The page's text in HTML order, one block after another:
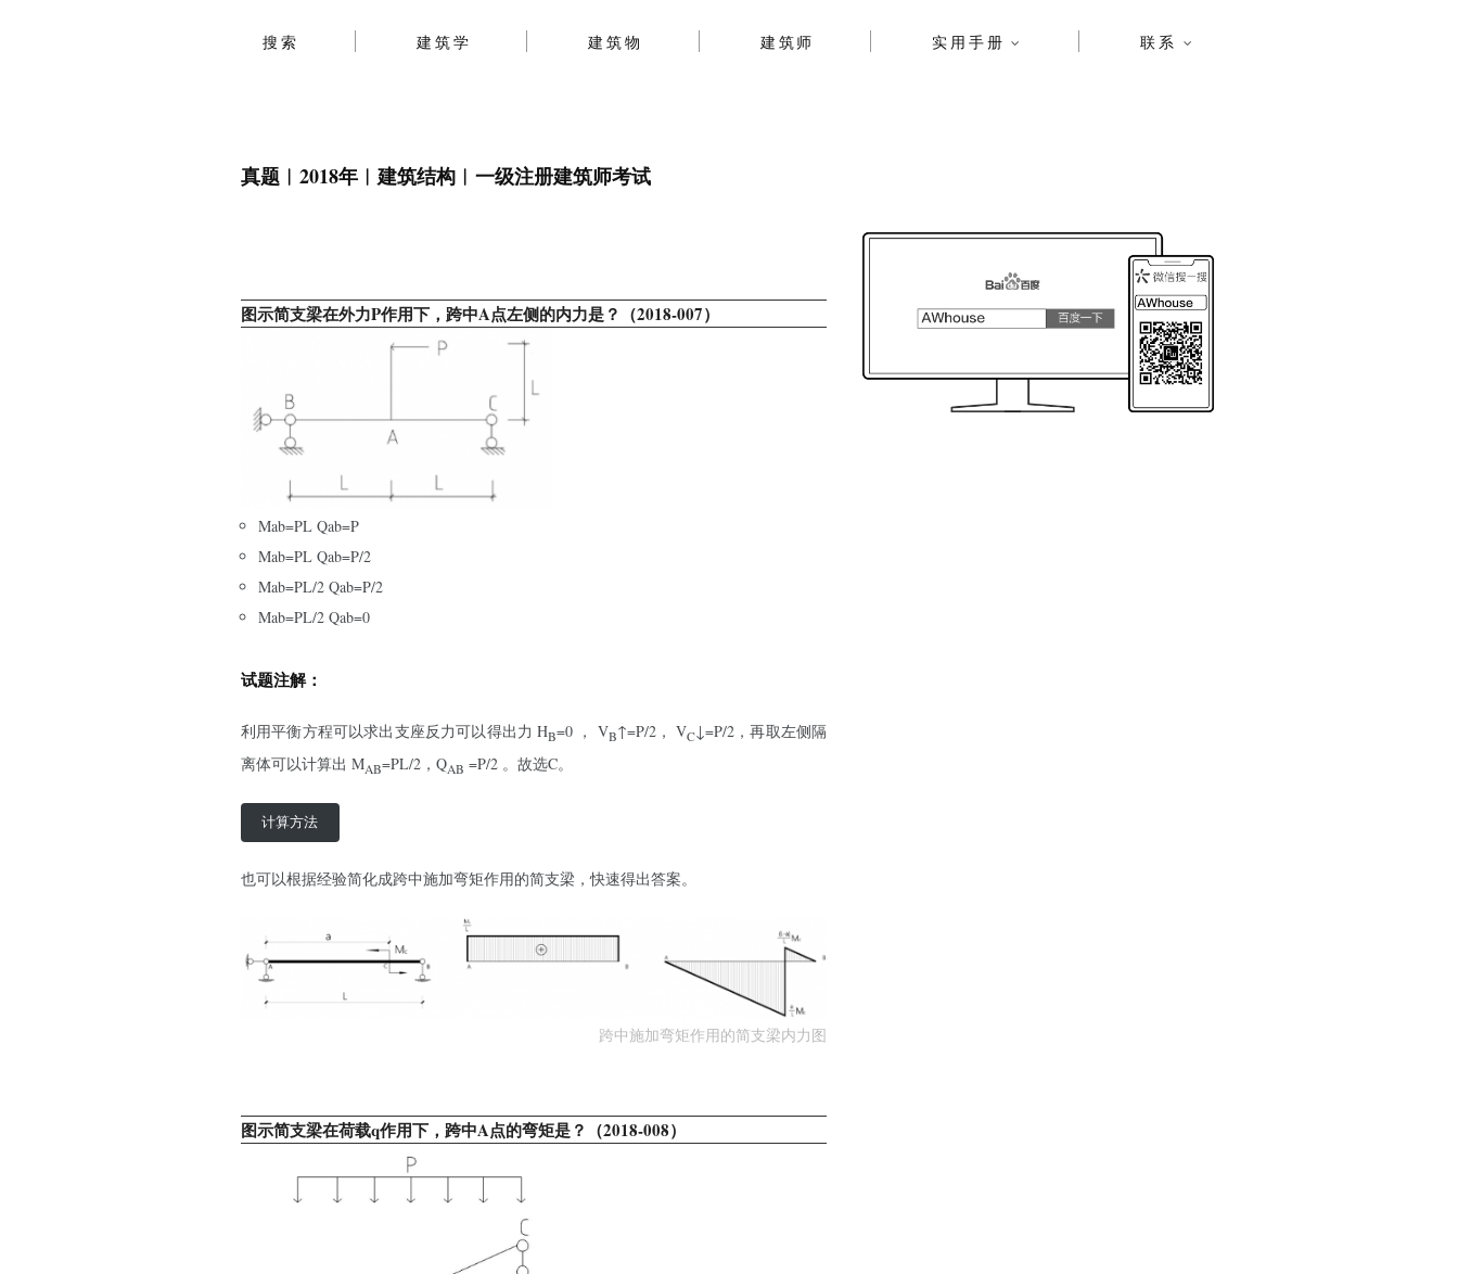
搜索 建筑学 建筑物 建筑师 实用手册 联系
真题︱2018年︱建筑结构︱一级注册建筑师考试
图示简支梁在外力P作用下，跨中A点左侧的内力是？（2018-007）
Mab=PL Qab=P
Mab=PL Qab=P/2
Mab=PL/2 Qab=P/2
Mab=PL/2 Qab=0
试题注解：
利用平衡方程可以求出支座反力可以得出力 HB=0 ， VB↑=P/2， VC↓=P/2，再取左侧隔
离体可以计算出 MAB=PL/2，QAB =P/2 。故选C。
计算方法
也可以根据经验简化成跨中施加弯矩作用的简支梁，快速得出答案。
跨中施加弯矩作用的简支梁内力图
图示简支梁在荷载q作用下，跨中A点的弯矩是？（2018-008）